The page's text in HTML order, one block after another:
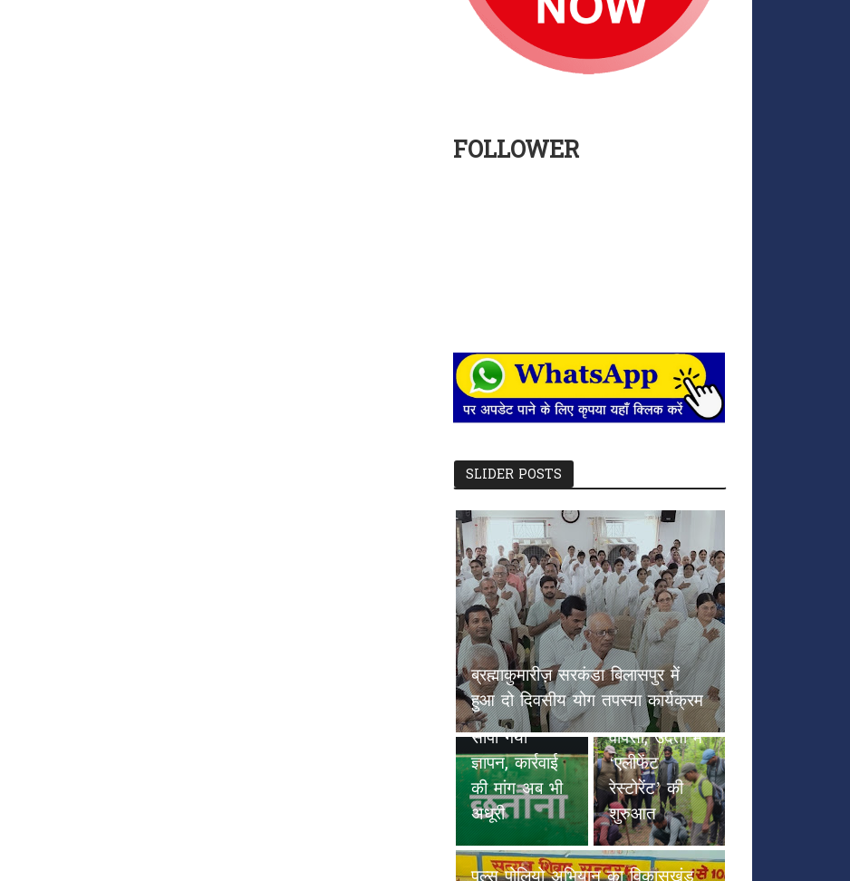
FOLLOWER
SLIDER POSTS
छतौना --सड़क सुरक्षा जैसे
गंभीर मुद्दे पर कलेक्टर रायपुर
एवं NHAI को सौंपा गया
ज्ञापन, कार्रवाई की मांग अब भी
अधूरी
हाथियों के
कदमों से
हरियाली की
वापसी, उदंती में
‘एलीफेंट
रेस्टोरेंट’ की
शुरुआत
पल्स पोलियो अभियान
का विकासखंड अभनपुर
में सफल शुभारंभ, पहले
दिन 91.2% लक्ष्य
हासिल